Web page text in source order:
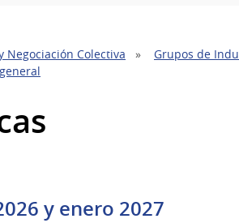
Negociación Colectiva
Grupos de
y enero 2027